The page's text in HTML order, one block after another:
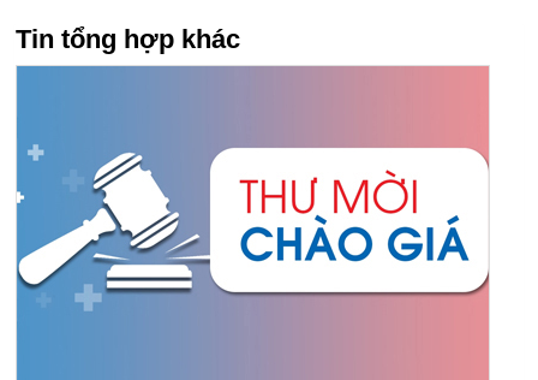
Tin tổng hợp khác